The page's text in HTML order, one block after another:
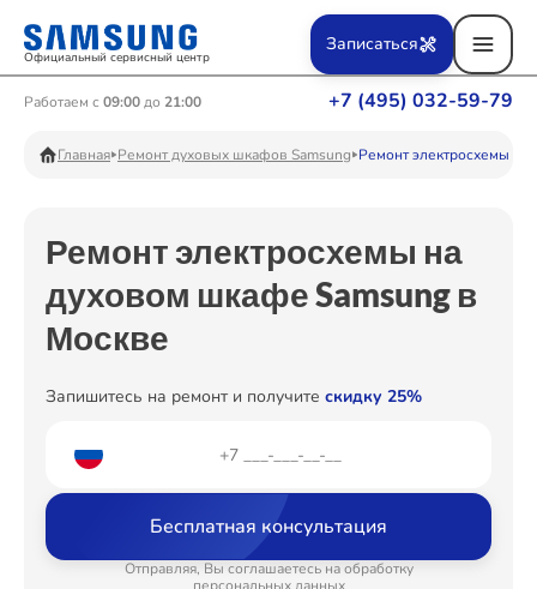
Официальный сервисный центр
+7 (495) 032-59-79
Работаем с 09:00до 21:00
Записаться
Главная Ремонт духовых шкафов Samsung Ремонт электросхемы
Ремонт электросхемы на
духовом шкафе Samsung в
Москве
Запишитесь на ремонт и получите скидку 25%
Бесплатная консультация
Отправляя, Вы соглашаетесь на обработку
Ремонт Вертикальных пылесосов
Ремонт Телевизоров
Ремонт Пылесосов